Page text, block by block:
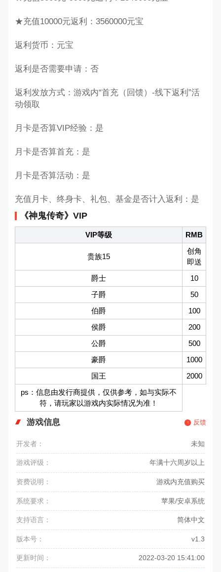
★充值10000元返利：3560000元宝
返利货币：元宝
返利是否需要申请：否
返利发放方式：游戏内“首充（回馈）-线下返利”活
动领取
月卡是否算VIP经验：是
月卡是否算首充：是
月卡是否算活动：是
充值月卡、终身卡、礼包、基金是否计入返利：是
《神鬼传奇》VIP
VIP等级 RMB
贵族15
创角
即送
爵士
10
子爵
50
伯爵
100
侯爵
200
公爵
500
豪爵
1000
国王
2000
ps：信息由发行商提供，仅供参考，如与实际不
符，请玩家以游戏内实际情况为准！
游戏信息 反馈
开发者： 未知
游戏评级： 年满十六周岁以上
资费说明： 游戏内充值购买
系统要求： 苹果/安卓系统
支持语言： 简体中文
版本号： v1.3
更新时间： 2022-03-20 15:41:00